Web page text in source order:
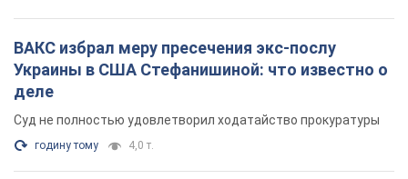
ВАКС избрал меру пресечения экс-послу
Украины в США Стефанишиной: что известно о
деле
Суд не полностью удовлетворил ходатайство прокуратуры
годину тому 4,0 т.